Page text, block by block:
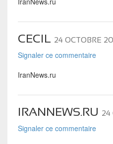
CECIL 24 OCTOBRE
Signaler ce commentaire
IranNews.ru
IRANNEWS.RU 24
Signaler ce commentaire